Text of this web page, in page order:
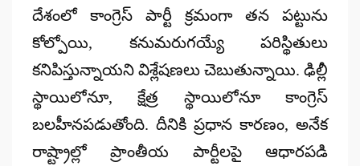
దేశంలో కాంగ్రెస్ పార్టీ క్రమంగా తన పట్టును
కోల్పోయి, కనుమరుగయ్యే పరిస్థితులు
కనిపిస్తున్నాయని విశ్లేషణలు చెబుతున్నాయి. ఢిల్లీ
స్థాయిలోనూ, క్షేత్ర స్థాయిలోనూ కాంగ్రెస్
బలహీనపడుతోంది. దీనికి ప్రధాన కారణం, అనేక
రాష్ట్రాల్లోప్రాంతీయ పార్టీలపై ఆధారపడి